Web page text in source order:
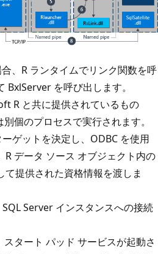
、R ランタイムでリンク関数を呼
BxlServer を呼び出します。
R と共に提供されているもの
個のプロセスで実行されます。
ゲットを決定し、ODBC を使用
R データ ソース オブジェクト内の
提供された資格情報を渡しま
Server インスタンスへの接続
タート パッド サービスが起動さ